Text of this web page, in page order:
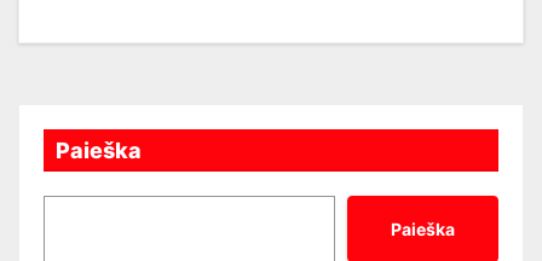
Paieška
Paieška